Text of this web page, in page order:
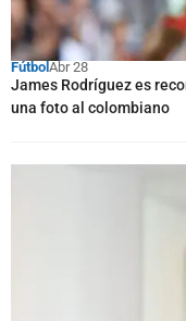
FútbolAbr 28
James Rodríguez es
una foto al colombiano